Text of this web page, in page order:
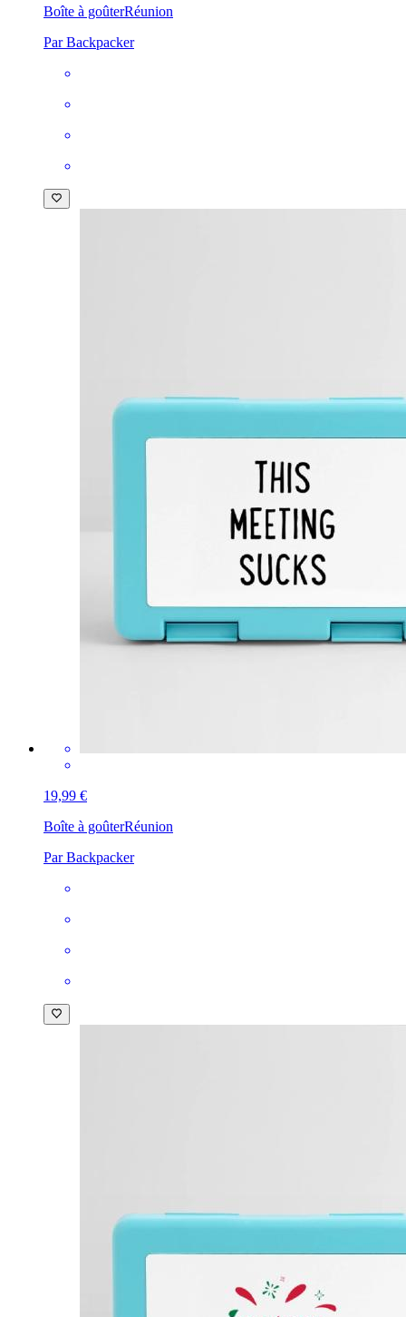
Boîte à goûterRéunion
Par Backpacker
19,99 €
Boîte à goûterRéunion
Par Backpacker